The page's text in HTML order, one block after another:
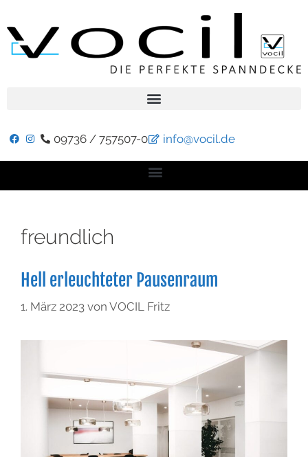
09736 / 757507-0 info@vocil.de
freundlich
Hell erleuchteter Pausenraum
1. März 2023 von VOCIL Fritz